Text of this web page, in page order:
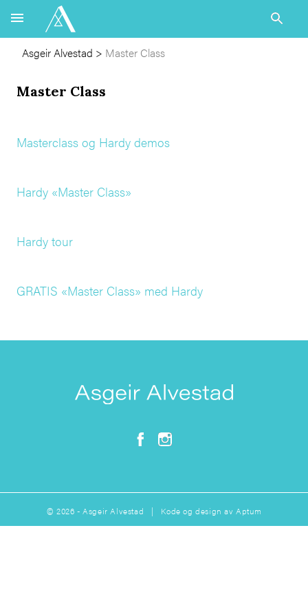
Asgeir Alvestad > Master Class
Master Class
Masterclass og Hardy demos
Hardy «Master Class»
Hardy tour
GRATIS «Master Class» med Hardy
© 2026 - Asgeir Alvestad | Kode og design avAptum